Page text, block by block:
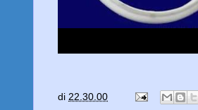
di 22.30.00